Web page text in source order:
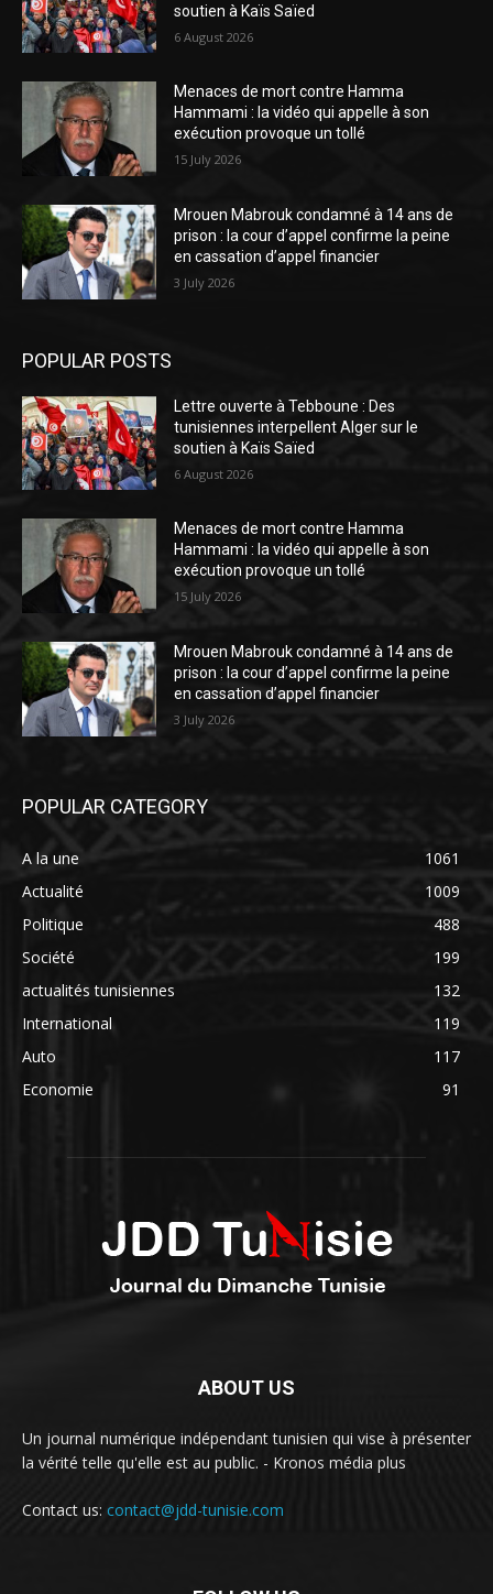
soutien à Kaïs Saïed
6 August 2026
Menaces de mort contre Hamma
Hammami : la vidéo qui appelle à son
exécution provoque un tollé
15 July 2026
Mrouen Mabrouk condamné à 14 ans de
prison : la cour d’appel confirme la peine
en cassation d’appel financier
3 July 2026
POPULAR POSTS
Lettre ouverte à Tebboune : Des
tunisiennes interpellent Alger sur le
soutien à Kaïs Saïed
6 August 2026
Menaces de mort contre Hamma
Hammami : la vidéo qui appelle à son
exécution provoque un tollé
15 July 2026
Mrouen Mabrouk condamné à 14 ans de
prison : la cour d’appel confirme la peine
en cassation d’appel financier
3 July 2026
POPULAR CATEGORY
A la une
1061
Actualité
1009
Politique
488
Société
199
actualités tunisiennes
132
International
119
Auto
117
Economie
91
ABOUT US
Un journal numérique indépendant tunisien qui vise à présenter
la vérité telle qu'elle est au public. - Kronos média plus
Contact us: contact@jdd-tunisie.com